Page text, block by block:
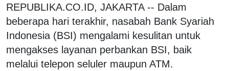
REPUBLIKA.CO.ID, JAKARTA -- Dalam
beberapa hari terakhir, nasabah Bank Syariah
Indonesia (BSI) mengalami kesulitan untuk
mengakses layanan perbankan BSI, baik
melalui telepon seluler maupun ATM.